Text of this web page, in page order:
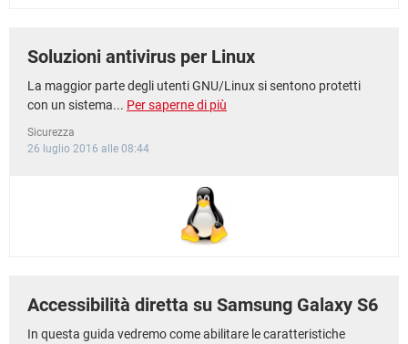
Soluzioni antivirus per Linux
La maggior parte degli utenti GNU/Linux si sentono protetti
con un sistema... Per saperne di più
Sicurezza
26 luglio 2016 alle 08:44
Accessibilità diretta su Samsung Galaxy S6
In questa guida vedremo come abilitare le caratteristiche